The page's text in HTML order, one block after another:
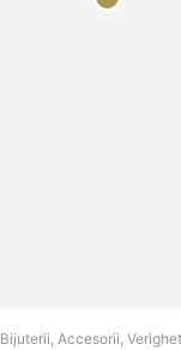
Bijuterii, Accesorii,